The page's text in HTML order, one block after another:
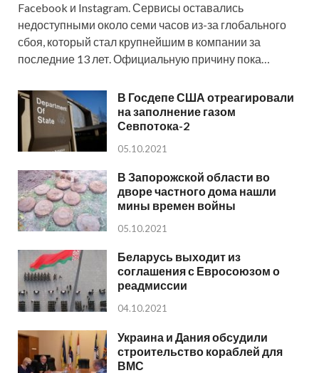
Facebook и Instagram. Сервисы оставались
недоступными около семи часов из-за глобального
сбоя, который стал крупнейшим в компании за
последние 13 лет. Официальную причину пока…
В Госдепе США отреагировали
на заполнение газом
Севпотока-2
05.10.2021
В Запорожской области во
дворе частного дома нашли
мины времен войны
05.10.2021
Беларусь выходит из
соглашения с Евросоюзом о
реадмиссии
04.10.2021
Украина и Дания обсудили
строительство кораблей для
ВМС